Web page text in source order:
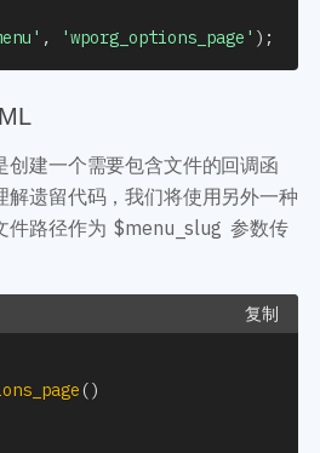
, 'wporg_options_page' ) ;
创建一个需要包含文件的回调函
解遗留代码，我们将使用另外一种
件路径作为 $menu_slug 参数传
复制
()